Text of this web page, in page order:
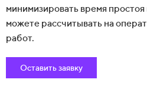
минимизировать время
можете рассчитывать на
работ.
Оставить заявку